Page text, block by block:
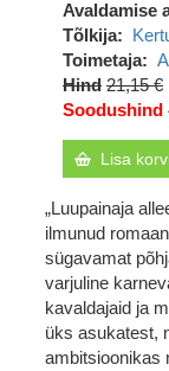
Avaldamise
Tõlkija
Toimetaja
Hind 21,15 €
Soodushind
Lisa
„Luupainaja
ilmunud
sügavamat
varjuline
kavaldajaid ja
üks asukatest,
ambitsioonikas